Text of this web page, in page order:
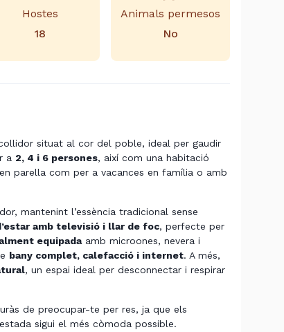
Hostes
18
Animals permesos
No
situat al cor del poble, ideal per gaudir
a 2, 4 i 6 persones, així com una habitació
parella com per a vacances en família o amb
mantenint l’essència tradicional sense
amb televisió i llar de foc, perfecte per
equipadaamb microones, nevera i
bany complet, calefacció i internet. A més,
, un espai ideal per desconnectar i respirar
de preocupar-te per res, ja que els
sigui el més còmoda possible.